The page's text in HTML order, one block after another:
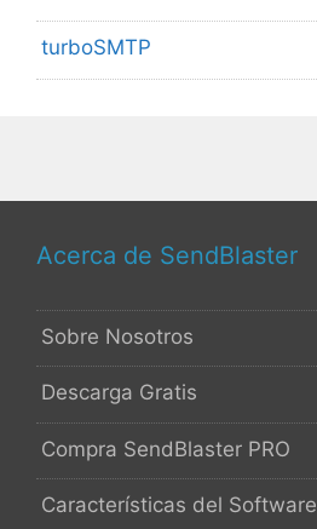
turboSMTP
Acerca de SendBlaster
Sobre Nosotros
Descarga Gratis
Compra SendBlaster PRO
Características del Software